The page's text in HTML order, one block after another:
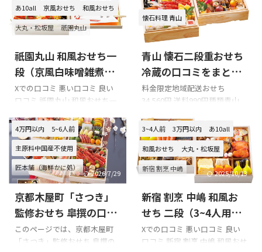
あ10all 京風おせち 和風おせち
大丸・松坂屋 祇園丸山 2025/9/23
祇園丸山 和風おせち一
段（京風白味噌雑煮
付）の口コミをまとめ
てみました!!!
Xでの口コミ 悪い口コミ 良い
口コミ 祇園丸山 和風おせち一
入の際の参考に是非どうぞ!!! 祇
園丸山のXでの口コミ おせち祇
園丸山ってとこのらしい
pic.twitter.com/NgMZqp0Wnw
— 蒼依 (@aoi0107) January 1,
2022 公式サイト→祇園丸山 食
べログ→祇園 丸山 （ぎおん ま
るやま） - 祇園四条/日本料理 |
一段（京風白味噌雑煮付）の
懐石料理 青山
青山 懐石二段重おせち
冷蔵の口コミをまとめ
てみました!!!
料金限定地域配送おせち
34,560円 送料990円種類青山
～3人前配送日12/31 Xでの口コ
ミ 青山 懐石二段重おせち 冷蔵
を購入の際の参考に是非どう
ぞ!!! 青山 懐石二段重おせち 冷
蔵のXでの口コミ 今年は宮内庁
御用達 懐石料理青山のおせ
ち。上品な盛り付け&味付けで
今日1日で食べ切れた(*´﹃｀*)
リんᵕ̈* (@plumeria_bali)
4万円以内 5~6人前
主原料中国産不使用
匠本舗（海鮮かに処）
合成保存料・合成着色料不使用
2026/7/29
京都木屋町「さつき」
監修おせち 皐撰の口コ
ミをまとめてみまし
た!!!
このページでは、京都木屋町
「さつき」監修おせち 皐撰の
3~4人前 3万円以内 あ10all
和風おせち 大丸・松坂屋
新宿 割烹 中嶋 2025/10/13
新宿 割烹 中嶋 和風お
せち 二段（3~4人用）
の口コミをまとめてみ
ました!!!
Xでの口コミ 悪い口コミ 良い
口コミ 新宿 割烹 中嶋 和風おせ